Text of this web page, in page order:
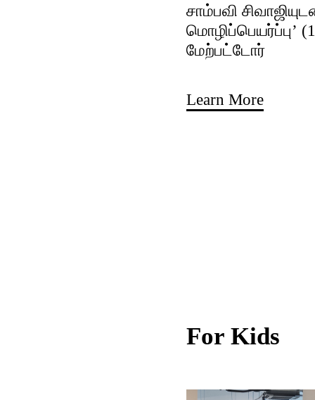
சாம்பவி
மொழிப்பெயர்ப்பு’
மேற்பட்டோர்
Learn More
For Kids